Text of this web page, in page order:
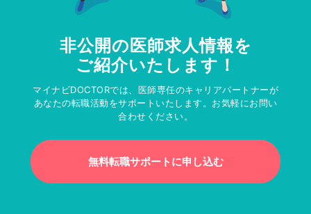
非公開の医師求人情報を
ご紹介いたします！
マイナビDOCTORでは、医師専任のキャリアパートナーが
あなたの転職活動をサポートいたします。お気軽にお問い
合わせください。
無料転職サポートに申し込む